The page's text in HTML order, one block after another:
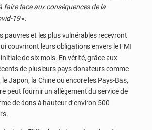
faire face aux conséquences de la
19».
pauvres et les plus vulnérables recevront
couvriront leurs obligations envers le FMI
de six mois. En vérité, grâce aux
de plusieurs pays donateurs comme
le Japon, la Chine ou encore les Pays-Bas,
peut fournir un allègement du service de
de dons à hauteur d’environ 500